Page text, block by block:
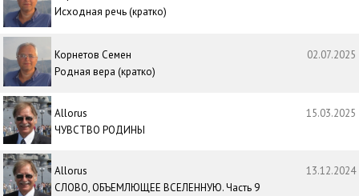
Исходная речь (кратко)
Корнетов Семен
02.07.2025
Родная вера (кратко)
Allorus
15.03.2025
ЧУВСТВО РОДИНЫ
Allorus
13.12.2024
СЛОВО, ОБЪЕМЛЮЩЕЕ ВСЕЛЕННУЮ. Часть 9